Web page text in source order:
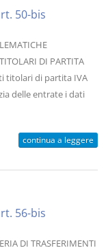
50-bis
DI PARTITA
titolari di partita IVA
delle entrate i dati
continua a leggere
56-bis
DI TRASFERIMENTI